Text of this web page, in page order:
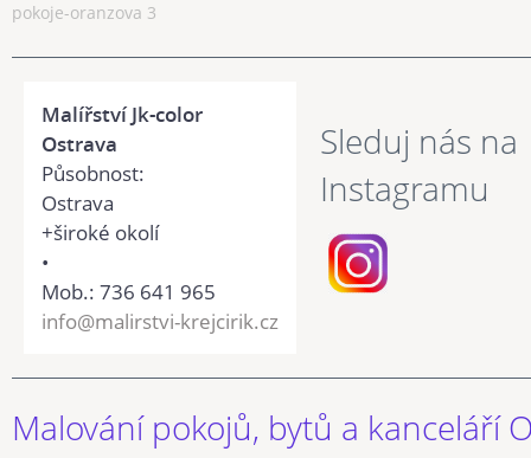
pokoje-oranzova 3
Malířství Jk-color
Ostrava
Působnost:
Ostrava
+široké okolí
•
Mob.: 736 641 965
info@malirstvi-krejcirik.cz
Sleduj nás na
Instagramu
Malování pokojů, bytů a kanceláří